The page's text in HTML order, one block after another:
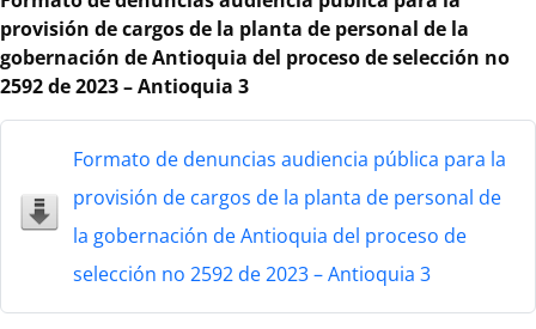
provisión de cargos de la planta de personal de la
gobernación de Antioquia del proceso de selección no
2592 de 2023 – Antioquia 3
Formato de denuncias audiencia pública para la
provisión de cargos de la planta de personal de
la gobernación de Antioquia del proceso de
selección no 2592 de 2023 – Antioquia 3